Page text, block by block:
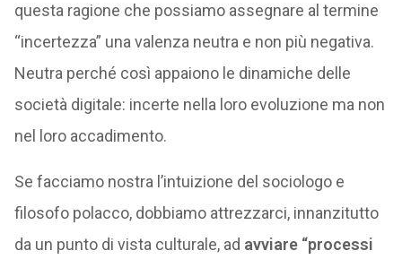
questa ragione che possiamo assegnare al termine
“incertezza” una valenza neutra e non più negativa.
Neutra perché così appaiono le dinamiche delle
società digitale: incerte nella loro evoluzione ma non
nel loro accadimento.
Se facciamo nostra l’intuizione del sociologo e
filosofo polacco, dobbiamo attrezzarci, innanzitutto
da un punto di vista culturale, ad avviare “processi